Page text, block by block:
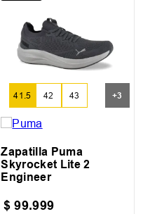
41.5 42 43 +3
Zapatilla Puma
Skyrocket Lite 2
Engineer
$ 99.999